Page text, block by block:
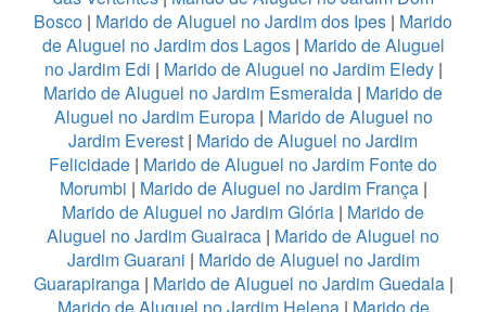
Bosco | Marido de Aluguel no Jardim dos Ipes | Marido
de Aluguel no Jardim dos Lagos| Marido de Aluguel
no Jardim Edi | Marido de Aluguel no Jardim Eledy|
Marido de Aluguel no Jardim Esmeralda | Marido de
Aluguel no Jardim Europa| Marido de Aluguel no
Jardim Everest | Marido de Aluguel no Jardim
Felicidade | Marido de Aluguel no Jardim Fonte do
Morumbi | Marido de Aluguel no Jardim França|
Marido de Aluguel no Jardim Glória | Marido de
Aluguel no Jardim Guairaca | Marido de Aluguel no
Jardim Guarani | Marido de Aluguel no Jardim
Guarapiranga| Marido de Aluguel no Jardim Guedala|